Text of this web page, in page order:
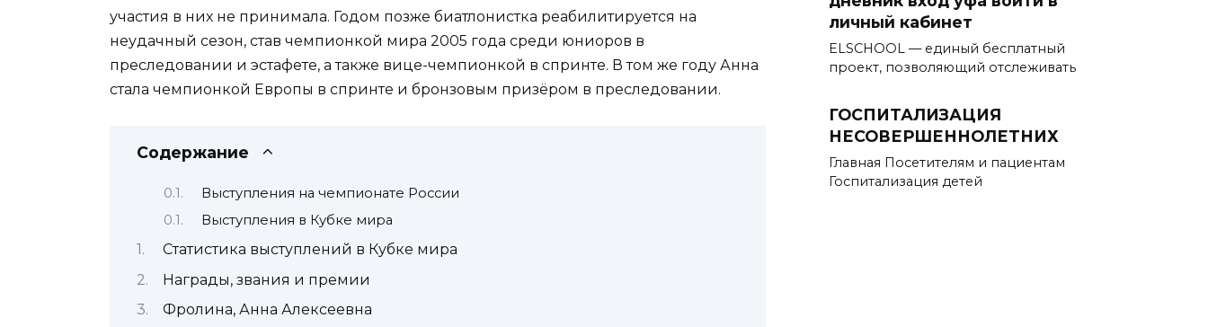
участия в них не принимала. Годом позже биатлонистка реабилитируется на
неудачный сезон, став чемпионкой мира 2005 года среди юниоров в
преследовании и эстафете, а также вице-чемпионкой в спринте. В том же году Анна
стала чемпионкой Европы в спринте и бронзовым призёром в преследовании.
Содержание
Выступления на чемпионате России
Выступления в Кубке мира
Статистика выступлений в Кубке мира
Награды, звания и премии
Фролина, Анна Алексеевна
личный кабинет
ELSCHOOL — единый бесплатный
проект, позволяющий отслеживать
ГОСПИТАЛИЗАЦИЯ
НЕСОВЕРШЕННОЛЕТНИХ
Главная Посетителям и пациентам
Госпитализация детей